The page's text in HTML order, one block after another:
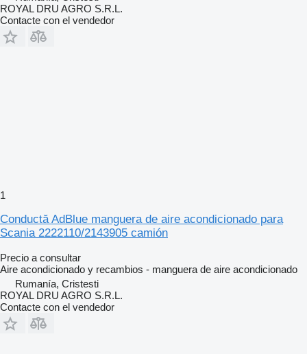
ROYAL DRU AGRO S.R.L.
Contacte con el vendedor
1
Conductă AdBlue manguera de aire acondicionado para
Scania 2222110/2143905 camión
Precio a consultar
Aire acondicionado y recambios - manguera de aire acondicionado
Rumanía, Cristesti
ROYAL DRU AGRO S.R.L.
Contacte con el vendedor